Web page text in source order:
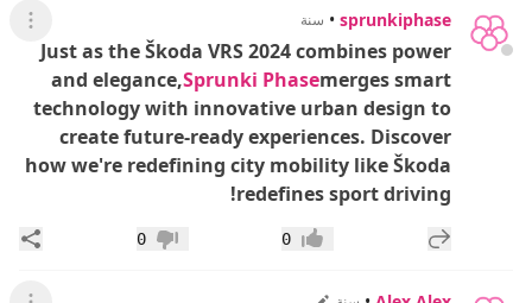
sprunkiphase
• سنة عرض
Just as the Škoda VRS 2024 combines power
and elegance,Sprunki Phasemerges smart
technology with innovative urban design to
create future-ready experiences. Discover
how we're redefining city mobility like Škoda
redefines sport driving!
إضافة رد جديد إعجاب0 عدم إعجاب
0